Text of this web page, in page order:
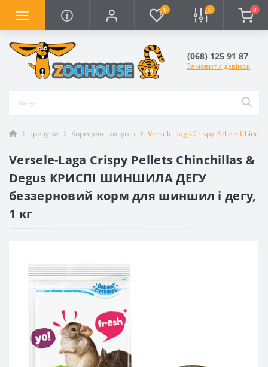
0 0 0
(068) 125 91 87
Замовити дзвінок
Гризуни Корм для гризунів Versele-Laga Crispy Pellets
Versele-Laga Crispy Pellets Chinchillas &
Degus КРИСПІ ШИНШИЛА ДЕГУ
беззерновий корм для шиншил і дегу,
1 кг